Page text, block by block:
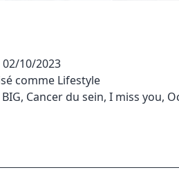
02/10/2023
comme Lifestyle
BIG, Cancer du sein, I miss you,